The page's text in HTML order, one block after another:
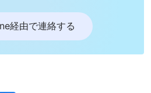
経由で連絡する